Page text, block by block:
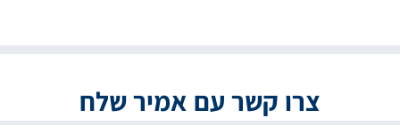
צרו קשר עם אמיר שלח